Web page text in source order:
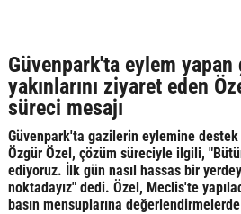
Güvenpark'ta eylem
yakınlarını ziyaret eden
süreci mesajı
Güvenpark'ta gazilerin eylemine
Özgür Özel, çözüm süreciyle ilgili,
ediyoruz. İlk gün nasıl hassas bir
noktadayız" dedi. Özel, Meclis'te
basın mensuplarına değerlendirmelerde